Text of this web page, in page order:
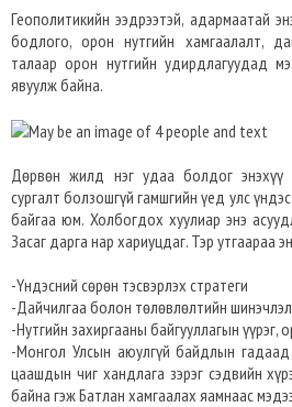
Геополитикийн ээдрээтэй, адармаатай
бодлого, орон нутгийн хамгаалалт,
талаар орон нутгийн удирдлагуудад
явуулж байна.
Дөрвөн жилд нэг удаа болдог энэхүү
сургалт болзошгүй гамшгийн үед улс
байгаа юм. Холбогдох хуулиар энэ
Засаг дарга нар хариуцдаг. Тэр утгаараа
-Үндэсний сөрөн тэсвэрлэх стратеги
-Дайчилгаа болон төлөвлөлтийн шинэчлэл
-Нутгийн захиргааны байгууллагын үүрэг,
-Монгол Улсын аюулгүй байдлын
цаашдын чиг хандлага зэрэг сэдвийн
байна гэж Батлан хамгаалах яамнаас